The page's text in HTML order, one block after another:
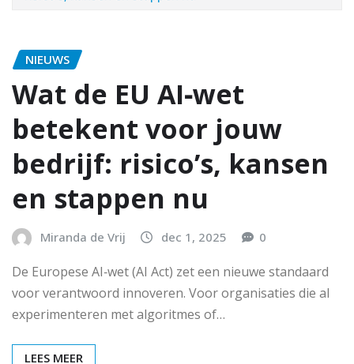
NIEUWS
Wat de EU AI‑wet
betekent voor jouw
bedrijf: risico’s, kansen
en stappen nu
Miranda de Vrij dec 1, 2025 0
De Europese AI‑wet (AI Act) zet een nieuwe standaard
voor verantwoord innoveren. Voor organisaties die al
experimenteren met algoritmes of…
LEES MEER